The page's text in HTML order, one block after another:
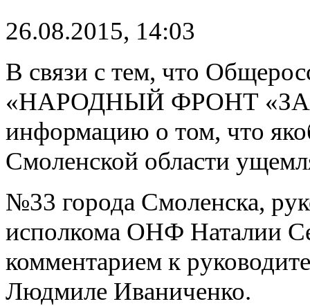
26.08.2015, 14:03
В связи с тем, что
«НАРОДНЫЙ ФРОНТ «ЗА
информацию о том, что
Смоленской области
№33 города Смоленска,
исполкома ОНФ Наталии
комментарием к
Людмиле Иваниченко.